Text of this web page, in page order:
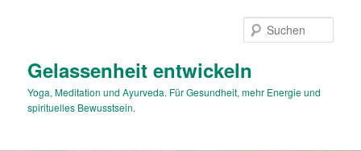
Gelassenheit entwickeln
Yoga, Meditation und Ayurveda. Für Gesundheit, mehr Energie und
spirituelles Bewusstsein.